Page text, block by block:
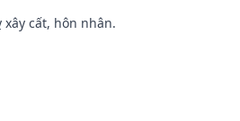
cất, hôn nhân.